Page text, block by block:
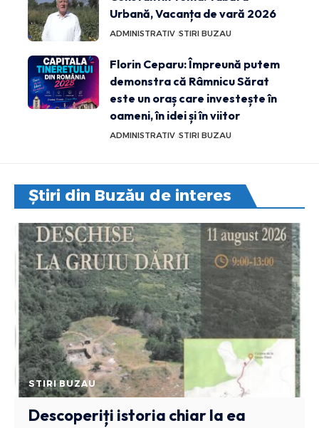
Urbană, Vacanța de vară 2026
ADMINISTRATIV STIRI BUZAU
Florin Ceparu: Împreună putem
demonstra că Râmnicu Sărat
este un oraș care investește în
oameni, în idei și în viitor
ADMINISTRATIV STIRI BUZAU
Știri din Buzău de interes
STIRI BUZAU
Descoperiți istoria chiar la ea